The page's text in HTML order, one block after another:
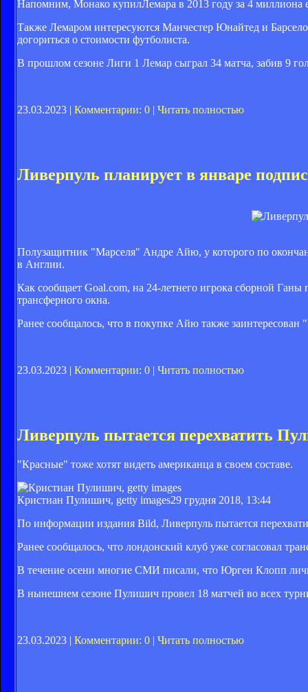
Напомним, Монако купилЛемара в 2013 году за 4 миллиона
Также Лемаром интересуются Манчестер Юнайтед и
догориться о стоимости футболиста.
В прошлом сезоне Лиги 1 Лемар сыграл 34 матча, забив 9
23.03.2023 | Комментарии: 0 | Читать полностью
Ливерпуль планирует в январе
Полузащитник "Марселя" Андре Айю, у которого по
в Англии.
Как сообщает Goal.com, на 24-летнего игрока сборной
трансферного окна.
Ранее сообщалось, что в покупке Айю также заинтересован
23.03.2023 | Комментарии: 0 | Читать полностью
Ливерпуль пытается перехватить
"Красные" тоже хотят видеть американца в своем составе.
Кристиан Пулишич, getty images29 грудня 2018, 13:44
По информации издания Bild, Ливерпуль пытается
Ранее сообщалось, что лондонский клуб уже согласовал
В течение осени многие СМИ писали, что Юрген Клопп
В нынешнем сезоне Пулишич провел 18 матчей во всех
23.03.2023 | Комментарии: 0 | Читать полностью